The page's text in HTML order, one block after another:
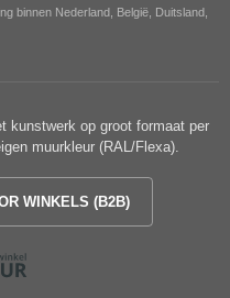
binnen Nederland, België, Duitsland,
kunstwerk op groot formaat per
muurkleur (RAL/Flexa).
WINKELS (B2B)